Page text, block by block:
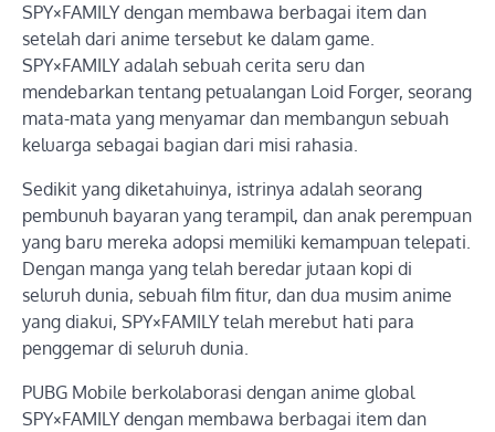
SPY×FAMILY dengan membawa berbagai item dan
setelah dari anime tersebut ke dalam game.
SPY×FAMILY adalah sebuah cerita seru dan
mendebarkan tentang petualangan Loid Forger, seorang
mata-mata yang menyamar dan membangun sebuah
keluarga sebagai bagian dari misi rahasia.
Sedikit yang diketahuinya, istrinya adalah seorang
pembunuh bayaran yang terampil, dan anak perempuan
yang baru mereka adopsi memiliki kemampuan telepati.
Dengan manga yang telah beredar jutaan kopi di
seluruh dunia, sebuah film fitur, dan dua musim anime
yang diakui, SPY×FAMILY telah merebut hati para
penggemar di seluruh dunia.
PUBG Mobile berkolaborasi dengan anime global
SPY×FAMILY dengan membawa berbagai item dan